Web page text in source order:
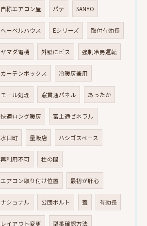
自称エアコン屋 パテ SANYO
へーベルハウス Eシリーズ 取付有効長
ヤマダ電機 外壁にビス 強制冷房運転
カーテンボックス 冷暖房兼用
モール処理 窓貫通パネル あったか
快適ロング暖房 富士通ゼネラル
水口町 量販店 ハシゴスペース
再利用不可 柱の間
エアコン取り付け位置 最初が肝心
ナショナル 公団ボルト 蓋 有効長
レイアウト変更 型番確認方法